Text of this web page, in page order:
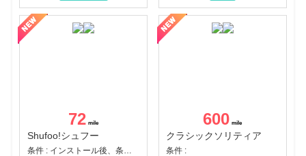
72
Shufoo!シュフー
600
クラシックソリティア
条件 :